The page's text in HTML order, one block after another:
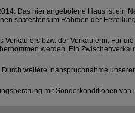
Das hier angebotene Haus ist ein
spätestens im Rahmen der
bzw. der Verkäuferin. Für
werden. Ein
weitere Inanspruchnahme
mit Sonderkonditionen von